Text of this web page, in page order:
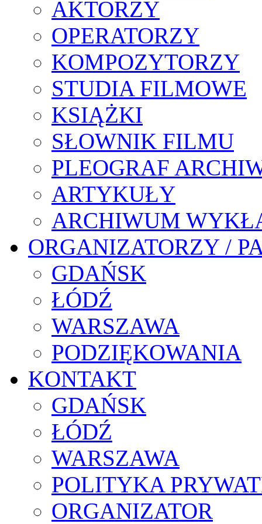
AKTORZY
OPERATORZY
KOMPOZYTORZY
STUDIA FILMOWE
KSIĄŻKI
SŁOWNIK FILMU
PLEOGRAF
ARTYKUŁY
ARCHIWUM
ORGANIZATORZY /
GDAŃSK
ŁÓDŹ
WARSZAWA
PODZIĘKOWANIA
KONTAKT
GDAŃSK
ŁÓDŹ
WARSZAWA
POLITYKA
ORGANIZATOR